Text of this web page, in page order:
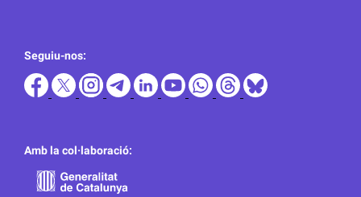
Seguiu-nos:
Amb la col·laboració: